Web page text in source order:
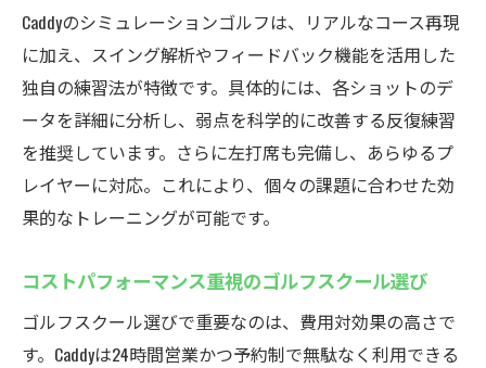
Caddyのシミュレーションゴルフは、リアルなコース再現
に加え、スイング解析やフィードバック機能を活用した
独自の練習法が特徴です。具体的には、各ショットのデ
ータを詳細に分析し、弱点を科学的に改善する反復練習
を推奨しています。さらに左打席も完備し、あらゆるプ
レイヤーに対応。これにより、個々の課題に合わせた効
果的なトレーニングが可能です。
コストパフォーマンス重視のゴルフスクール選び
ゴルフスクール選びで重要なのは、費用対効果の高さで
す。Caddyは24時間営業かつ予約制で無駄なく利用できる